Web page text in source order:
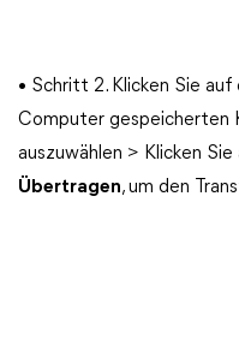
• Schritt 2. Klicken Sie auf
Computer gespeicherten
auszuwählen > Klicken Sie
Übertragen, um den